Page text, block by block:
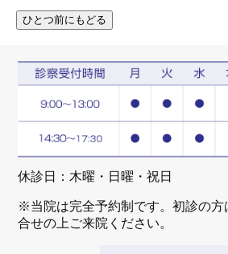
休診日：木曜・日曜・祝日
※当院は完全予約制です。初診の方
合せの上ご来院ください。